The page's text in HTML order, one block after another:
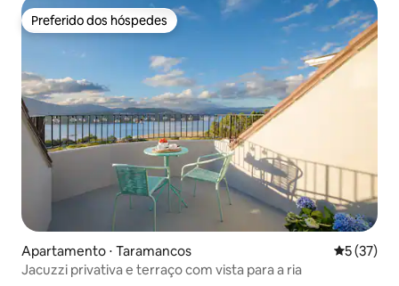
Preferido dos hóspedes
Preferido dos hóspedes
Apartamento ⋅ Taramancos 5 de uma
5 (37)
Jacuzzi privativa e terraço com vista para a ria